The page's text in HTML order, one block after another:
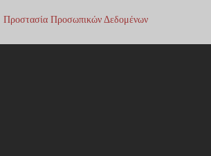
Προστασία Προσωπικών Δεδομένων